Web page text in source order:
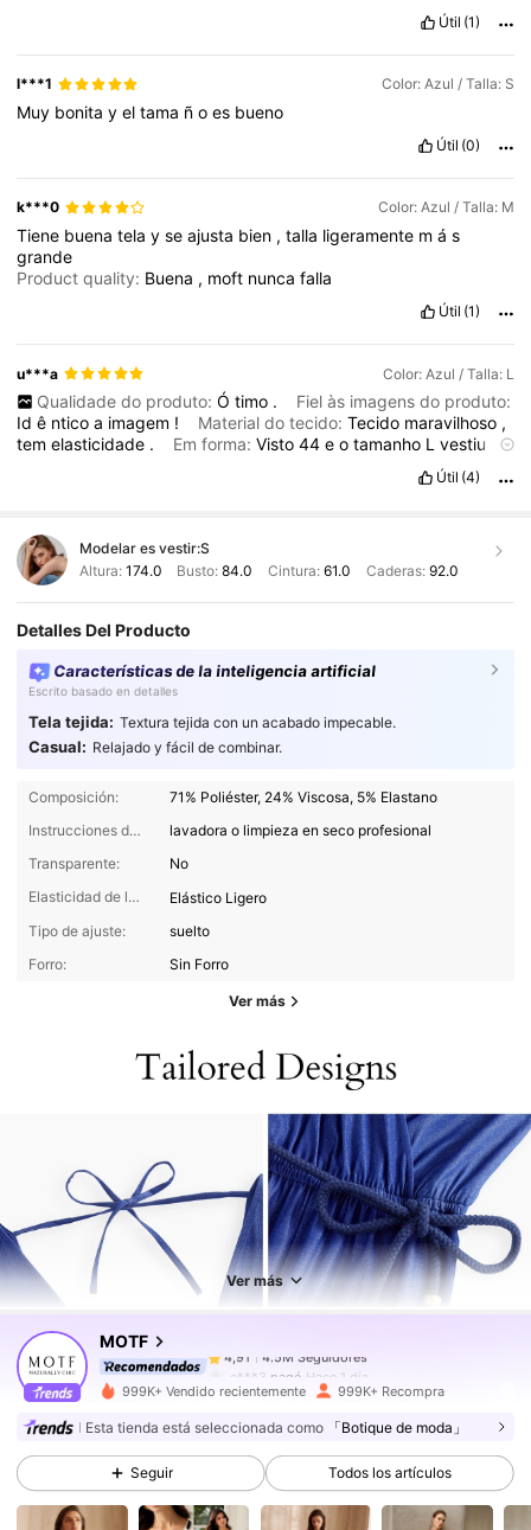
Útil (1)
l***1 Color: Azul / Talla: S
Muy bonitayeltama ñoes bueno
Útil (0)
k***0 Color: Azul / Talla: M
Tiene buenatelayseajusta bien ,talla ligeramente más
grande
Product quality: Buena , moft nuncafalla
Útil (1)
u***a Color: Azul / Talla: L
Qualidade do produto: Ó timo .
Fiel às imagens do produto:
Idê nticoa imagem ! Material do tecido:Tecido maravilhoso ,
temelasticidade . Em forma:Visto44eotamanho Lvestiu
Útil (4)
Modelar es vestir:S
Altura: 174.0 Busto:84.0 Cintura: 61.0 Caderas: 92.0
Detalles Del Producto
Características de la inteligencia artificial
Escrito basado en detalles
Tela tejida: Textura tejida con un acabado impecable.
Casual: Relajado y fácil de combinar.
Composición:
71% Poliéster, 24% Viscosa, 5% Elastano
Instrucciones de Cuidado:
lavadora o limpieza en seco profesional
Transparente:
No
Elasticidad de la tela:
Elástico Ligero
Tipo de ajuste:
suelto
Forro:
Sin Forro
Ver más
Ver más
MOTF
4,91 4.5M Seguidores
4,91 4.5M Seguidores
c***3pagóHace 1 día
4,91 4.5M Seguidores
4,91 4.5M Seguidores
999K+ Vendido recientemente 999K+ Recompra
Esta tienda está seleccionada como 「Botique de moda」
Seguir Todos los artículos